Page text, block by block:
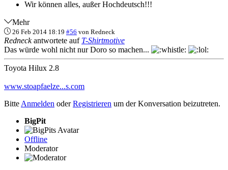
Wir können alles, außer Hochdeutsch!!!
Mehr
26 Feb 2014 18:19 #56 von Redneck
Redneckantwortete auf T-Shirtmotive
Das würde wohl nicht nur Doro so machen...
Toyota Hilux 2.8
www.stoapfaelze...s.com
Bitte Anmelden oderRegistrieren um der Konversation beizutreten.
BigPit
Offline
Moderator